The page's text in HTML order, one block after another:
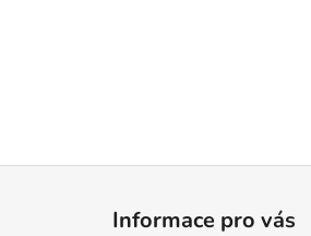
Informace pro vás